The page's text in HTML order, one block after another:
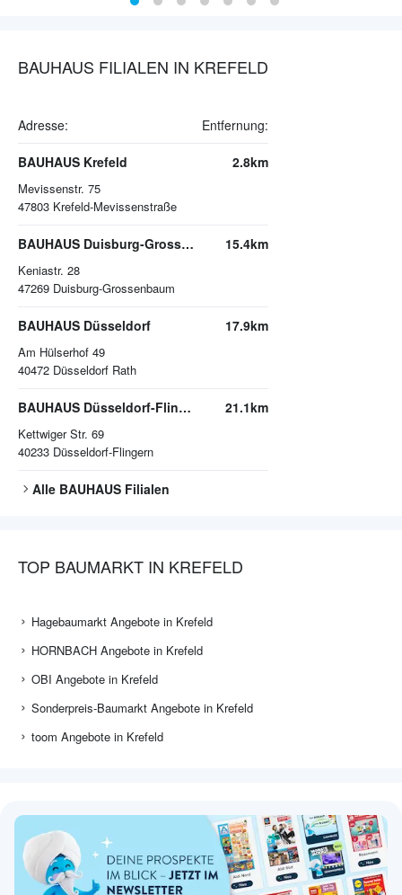
BAUHAUS FILIALEN IN KREFELD
Adresse: Entfernung:
BAUHAUS Krefeld
Mevissenstr. 75
47803 Krefeld-Mevissenstraße
2.8km
BAUHAUS Duisburg-Grossenbaum
Keniastr. 28
47269 Duisburg-Grossenbaum
15.4km
BAUHAUS Düsseldorf
Am Hülserhof 49
40472 Düsseldorf Rath
17.9km
BAUHAUS Düsseldorf-Flingern
Kettwiger Str. 69
40233 Düsseldorf-Flingern
21.1km
Alle BAUHAUS Filialen
TOP BAUMARKT IN KREFELD
Hagebaumarkt Angebote in Krefeld
HORNBACH Angebote in Krefeld
OBI Angebote in Krefeld
Sonderpreis-Baumarkt Angebote in Krefeld
toom Angebote in Krefeld